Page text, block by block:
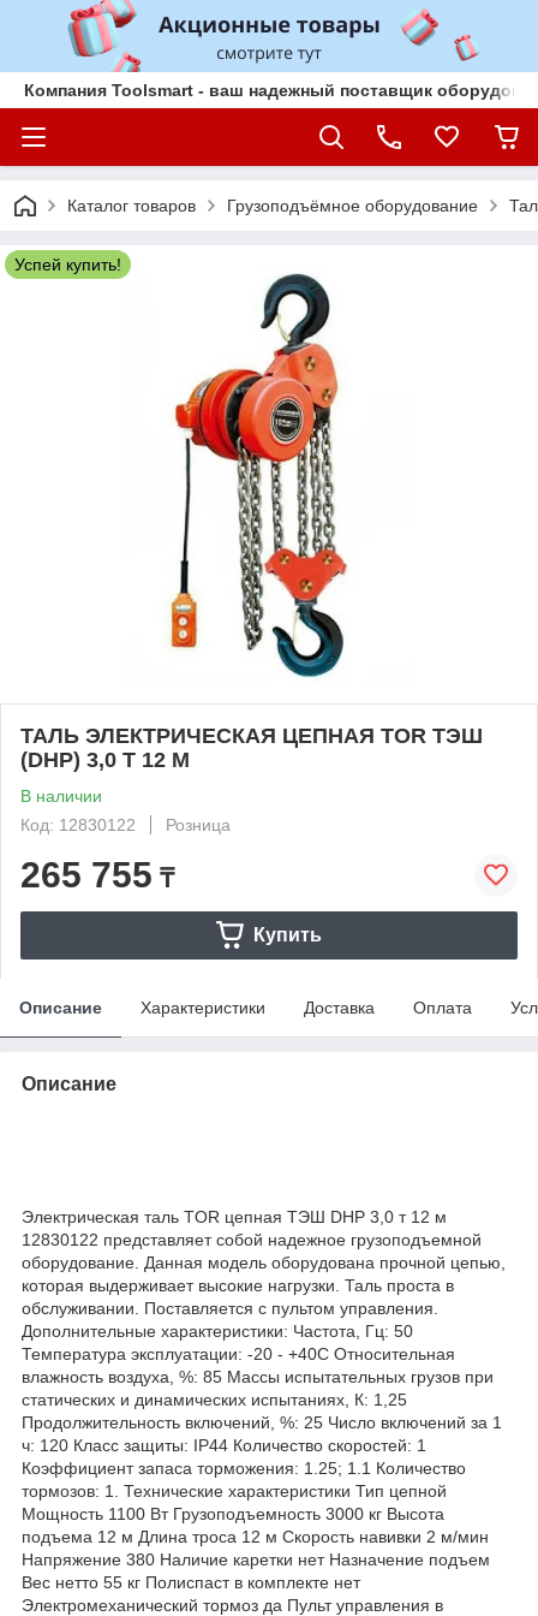
Компания Toolsmart - ваш надежный поставщик
Каталог товаров Грузоподъёмное оборудование
Успей купить!
ТАЛЬ ЭЛЕКТРИЧЕСКАЯ ЦЕПНАЯ TOR ТЭШ
(DHP) 3,0 Т 12 М
В наличии
Код: 12830122
Розница
265 755 ₸
Купить
Описание Характеристики Доставка Оплата
Описание
Электрическая таль TOR цепная ТЭШ DHP 3,0 т 12 м
12830122 представляет собой надежное грузоподъемной
оборудование. Данная модель оборудована прочной цепью,
которая выдерживает высокие нагрузки. Таль проста в
обслуживании. Поставляется с пультом управления.
Дополнительные характеристики: Частота, Гц: 50
Температура эксплуатации: -20 - +40С Относительная
влажность воздуха, %: 85 Массы испытательных грузов при
статических и динамических испытаниях, К: 1,25
Продолжительность включений, %: 25 Число включений за 1
ч: 120 Класс защиты: IP44 Количество скоростей: 1
Коэффициент запаса торможения: 1.25; 1.1 Количество
тормозов: 1. Технические характеристики Тип цепной
Мощность 1100 Вт Грузоподъемность 3000 кг Высота
подъема 12 м Длина троса 12 м Скорость навивки 2 м/мин
Напряжение 380 Наличие каретки нет Назначение подъем
Вес нетто 55 кг Полиспаст в комплекте нет
Электромеханический тормоз да Пульт управления в